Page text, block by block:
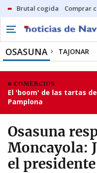
Brutal cogida Comprar
OSASUNA TAJONAR
COMERCIOS
El 'boom' de las tartas
Pamplona
Osasuna
Moncayola:
el